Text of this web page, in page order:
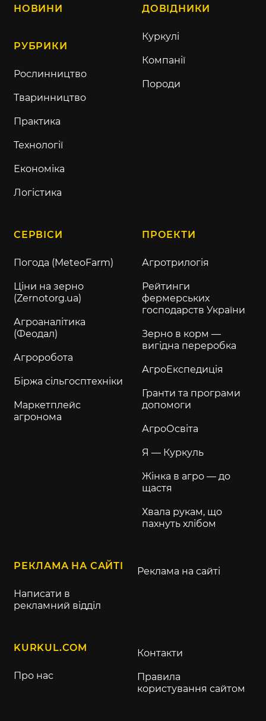
НОВИНИ
РУБРИКИ
Рослинництво
Тваринництво
Практика
Технології
Економіка
Логістика
ДОВІДНИКИ
Куркулі
Компанії
Породи
СЕРВІСИ
Погода (MeteoFarm)
Ціни на зерно
(Zernotorg.ua)
Агроаналітика
(Феодал)
Агроробота
Біржа сільгосптехніки
Маркетплейс
агронома
ПРОЕКТИ
Агротрилогія
Рейтинги
фермерських
господарств України
Зерно в корм —
вигідна переробка
АгроЕкспедиція
Гранти та програми
допомоги
АгроОсвіта
Я — Куркуль
Жінка в агро — до
щастя
Хвала рукам, що
пахнуть хлібом
РЕКЛАМА НА САЙТІ
Написати в
рекламний відділ
Реклама на сайті
KURKUL.COM
Про нас
Контакти
Правила
користування сайтом